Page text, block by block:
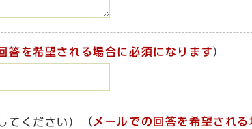
答を希望される場合に必須になります）
てください） （ メールでの回答を希望され